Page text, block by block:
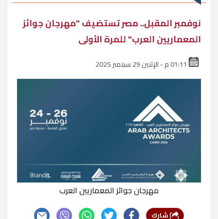
نوفمبر المقبل.. مصر تستضيف "مهرجان جوائز
المعماريين العرب" للمرة الأولى
مهرجان جوائز المعماريين العرب